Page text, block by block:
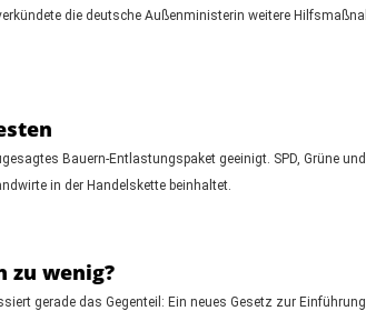
die deutsche Außenministerin weitere
Bauern-Entlastungspaket geeinigt. SPD, Grüne
in der Handelskette beinhaltet.
zu wenig?
gerade das Gegenteil: Ein neues Gesetz zur